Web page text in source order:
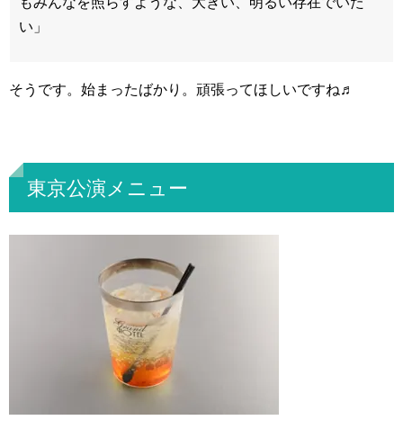
い」
そうです。始まったばかり。頑張ってほしいですね♬
東京公演メニュー